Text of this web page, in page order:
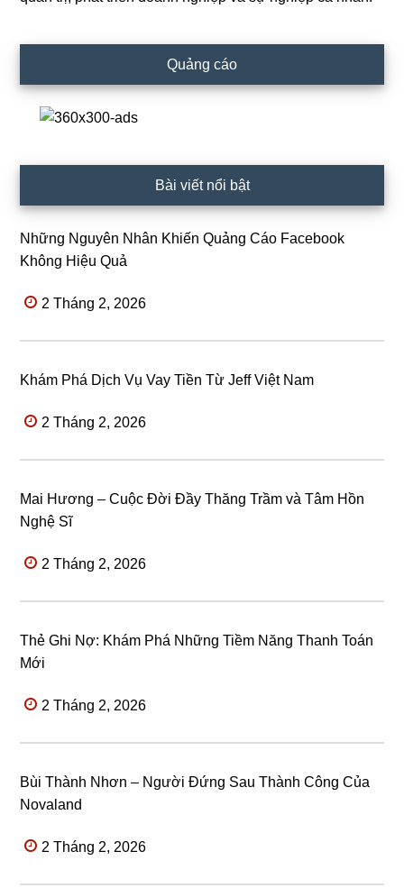
Quảng cáo
Bài viết nổi bật
Những Nguyên Nhân Khiến Quảng Cáo Facebook
Không Hiệu Quả
2 Tháng 2, 2026
Khám Phá Dịch Vụ Vay Tiền Từ Jeff Việt Nam
2 Tháng 2, 2026
Mai Hương – Cuộc Đời Đầy Thăng Trầm và Tâm Hồn
Nghệ Sĩ
2 Tháng 2, 2026
Thẻ Ghi Nợ: Khám Phá Những Tiềm Năng Thanh Toán
Mới
2 Tháng 2, 2026
Bùi Thành Nhơn – Người Đứng Sau Thành Công Của
Novaland
2 Tháng 2, 2026